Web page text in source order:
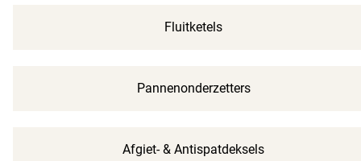
Fluitketels
Pannenonderzetters
Afgiet- & Antispatdeksels